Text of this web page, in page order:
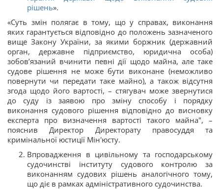
рішень».
«Суть змін полягає в тому, що у справах, виконання
яких гарантується відповідно до положень зазначеного
вище Закону України, за якими боржник (державний
орган, державне підприємство, юридична особа)
зобов’язаний вчинити певні дії щодо майна, але таке
судове рішення не може бути виконане (неможливо
повернути чи передати таке майно), а також відсутня
згода щодо його вартості, – стягувач може звернутися
до суду із заявою про зміну способу і порядку
виконання судового рішення відповідно до висновку
експерта про визначення вартості такого майна", –
пояснив Директор Директорату правосуддя та
кримінальної юстиції Мін'юсту.
Впровадження в цивільному та господарському
судочинстві інституту судового контролю за
виконанням судових рішень аналогічного тому,
що діє в рамках адміністративного судочинства.